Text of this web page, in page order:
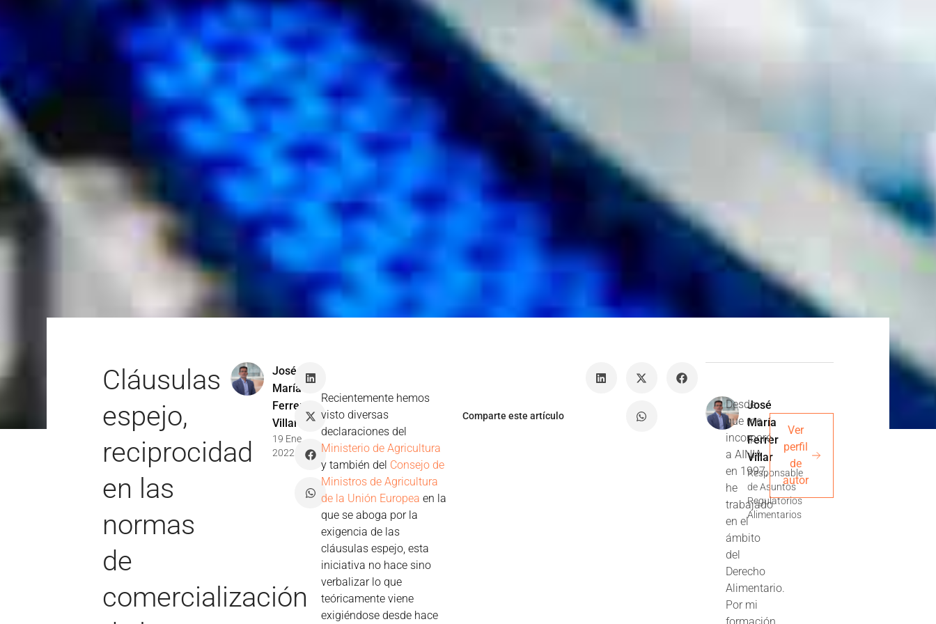
Cláusulas
espejo,
reciprocidad
en las
normas
de
comercialización
José
María
Ferrer
Villar
19 Ene
2022
Recientemente hemos
visto diversas
declaraciones del
Ministerio de Agricultura
y también del Consejo de
Ministros de Agricultura
de la Unión Europea en la
que se aboga por la
exigencia de las
cláusulas espejo, esta
iniciativa no hace sino
verbalizar lo que
teóricamente viene
exigiéndose desde hace
Comparte este artículo
José
María
Ferrer
Villar
Responsable
de Asuntos
Regulatorios
Alimentarios
Desde
que me
incorporé
a AINIA
en 1997,
he
trabajado
en el
ámbito
del
Derecho
Alimentario.
Por mi
Ver
perfil
de
autor